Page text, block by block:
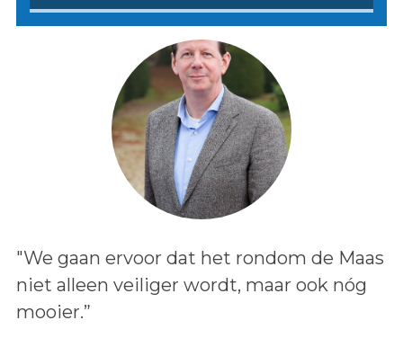
Lees het bericht:
"We gaan ervoor dat het rondom de Maas
niet alleen veiliger wordt, maar ook nóg
mooier.”